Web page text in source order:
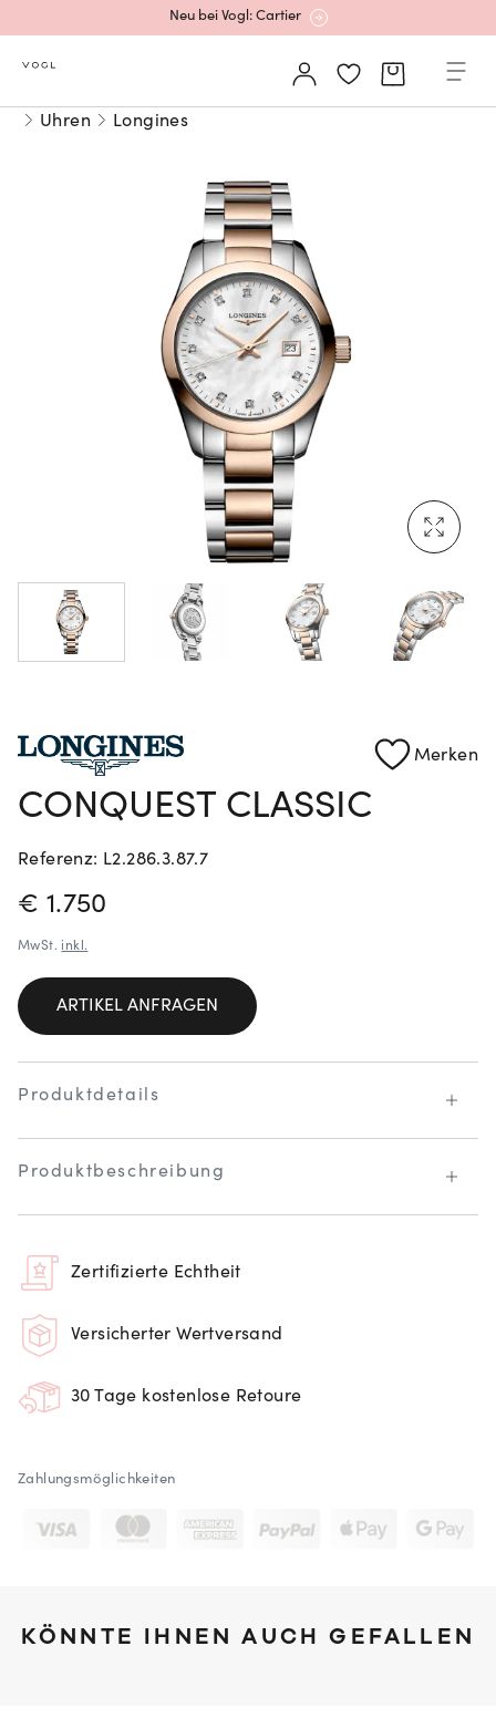
Neu bei Vogl: Cartier
Mehr erfahren: Ikonische Uhren von Cartier
Rolex Certified Pre-Owned entdecken
Neu bei Vogl: Uhren von Grand Seiko
Neu bei Vogl: Cartier
Mehr erfahren: Ikonische Uhren von Cartier
Rolex Certified Pre-Owned entdecken
Uhren Longines
Merken
CONQUEST CLASSIC
Referenz: L2.286.3.87.7
PREISINFORMATIONEN
€ 1.750
MwSt. inkl.
ARTIKEL ANFRAGEN
Produktdetails
Produktbeschreibung
Zertifizierte Echtheit
Versicherter Wertversand
30 Tage kostenlose Retoure
Zahlungsmöglichkeiten
KÖNNTE IHNEN AUCH GEFALLEN